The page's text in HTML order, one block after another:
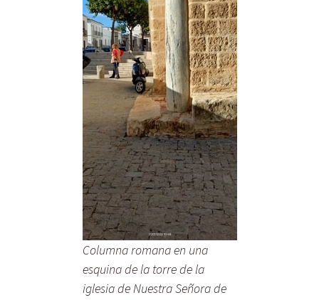
Columna romana en una
esquina de la torre de la
iglesia de Nuestra Señora de